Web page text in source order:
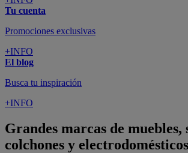
Tu cuenta
Promociones exclusivas
+INFO
El blog
Busca tu inspiración
+INFO
Grandes marcas de muebles,
colchones y electrodomésticos